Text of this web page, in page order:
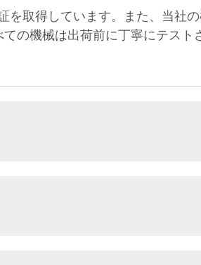
取得しています。また、当社
の機械は出荷前に丁寧にテス